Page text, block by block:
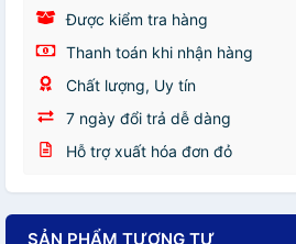
Được kiểm tra hàng
Thanh toán khi nhận hàng
Chất lượng, Uy tín
7 ngày đổi trả dễ dàng
Hỗ trợ xuất hóa đơn đỏ
SẢN PHẨM TƯƠNG TỰ